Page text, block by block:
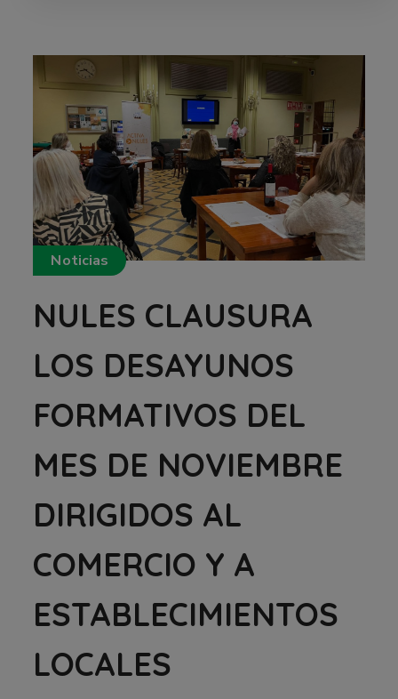
Noticias
NULES CLAUSURA
LOS DESAYUNOS
FORMATIVOS DEL
MES DE NOVIEMBRE
DIRIGIDOS AL
COMERCIO Y A
ESTABLECIMIENTOS
LOCALES